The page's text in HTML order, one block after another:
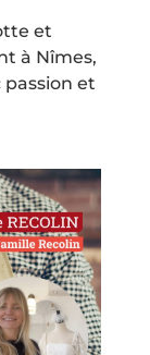
et
à Nîmes,
et